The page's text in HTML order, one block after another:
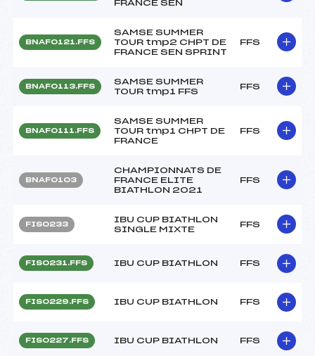
FRANCE SEN
BNAF0121.FFS
SAMSE SUMMER
TOUR tmp2 CHPT DE
FRANCE SEN SPRINT
FFS
BNAF0113.FFS
SAMSE SUMMER
TOUR tmp1 FFS
FFS
BNAF0111.FFS
SAMSE SUMMER
TOUR tmp1 CHPT DE
FRANCE
FFS
BNAF0103
CHAMPIONNATS DE
FRANCE ELITE
BIATHLON 2021
FFS
FIS0233
IBU CUP BIATHLON
SINGLE MIXTE
FFS
FIS0231.FFS IBU CUP BIATHLON FFS
FIS0229.FFS IBU CUP BIATHLON FFS
FIS0227.FFS IBU CUP BIATHLON FFS